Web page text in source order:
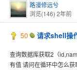
路漫修远兮
浏览(146) 2年前
50 请求shell操
查询数据库获取2（
有值 请问在循环中怎么